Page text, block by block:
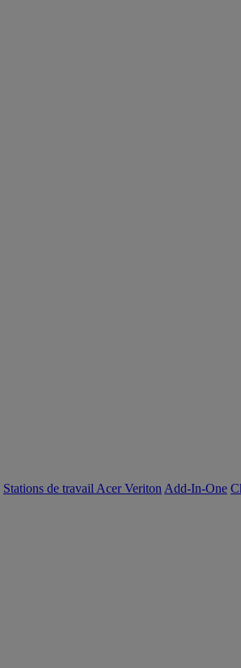
Stations de travail Acer Veriton Add-In-One